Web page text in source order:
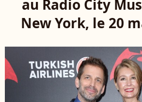
au Radio City
New York, le 20